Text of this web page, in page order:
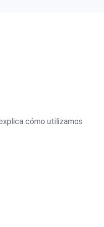
cómo utilizamos